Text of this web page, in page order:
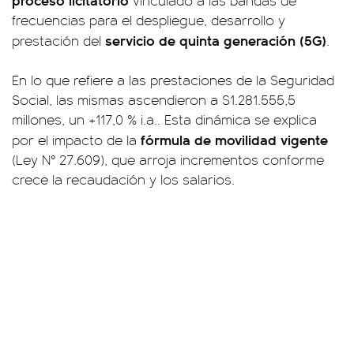
frecuencias para el despliegue, desarrollo y
prestación del servicio de quinta generación (5G).
En lo que refiere a las prestaciones de la Seguridad
Social, las mismas ascendieron a $1.281.555,5
millones, un +117,0 % i.a.. Esta dinámica se explica
por el impacto de la fórmula de movilidad vigente
(Ley N° 27.609), que arroja incrementos conforme
crece la recaudación y los salarios.